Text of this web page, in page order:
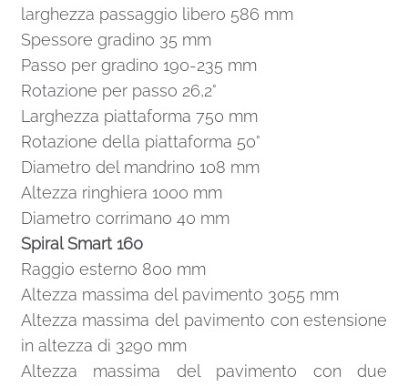
larghezza passaggio libero 586 mm
Spessore gradino 35 mm
Passo per gradino 190-235 mm
Rotazione per passo 26,2°
Larghezza piattaforma 750 mm
Rotazione della piattaforma 50°
Diametro del mandrino 108 mm
Altezza ringhiera 1000 mm
Diametro corrimano 40 mm
Spiral Smart 160
Raggio esterno 800 mm
Altezza massima del pavimento 3055 mm
Altezza massima del pavimento con estensione
in altezza di 3290 mm
Altezza massima del pavimento con due